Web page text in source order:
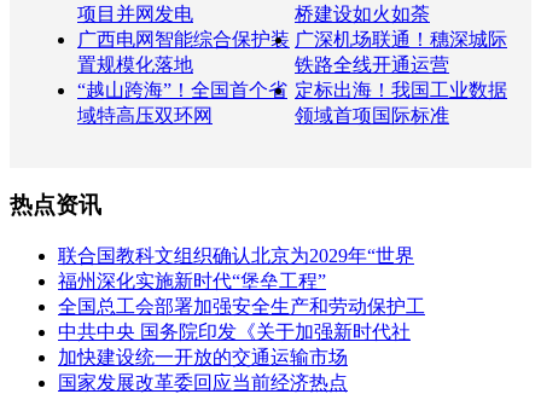
项目并网发电
桥建设如火如荼
广西电网智能综合保护装
置规模化落地
广深机场联通！穗深城际
铁路全线开通运营
“越山跨海”！全国首个省
域特高压双环网
定标出海！我国工业数据
领域首项国际标准
热点资讯
联合国教科文组织确认北京为2029年“世界
福州深化实施新时代“堡垒工程”
全国总工会部署加强安全生产和劳动保护工
中共中央 国务院印发《关于加强新时代社
加快建设统一开放的交通运输市场
国家发展改革委回应当前经济热点